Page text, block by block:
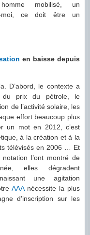
mobilisé, un
moi, ce doit être un
en baisse depuis
D’abord, le contexte a
du prix du pétrole, le
de l’activité solaire, les
effort beaucoup plus
un mot en 2012, c’est
à la création et à la
télévisés en 2006 … Et
l’ont montré de
elles dégradent
une agitation
AAAnécessite la plus
d’inscription sur les